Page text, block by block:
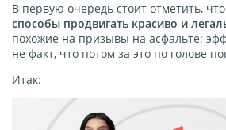
В первую очередь стоит отметить,
способы продвигать красиво и
похожие на призывы на асфальте:
не факт, что потом за это по голове
Итак: